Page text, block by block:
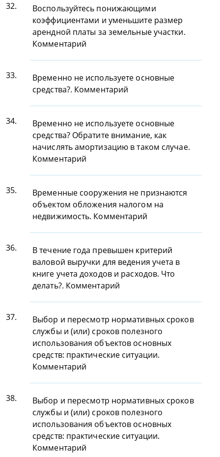
32.
Воспользуйтесь понижающими
коэффициентами и уменьшите размер
арендной платы за земельные участки.
Комментарий
33.
Временно не используете основные
средства?. Комментарий
34.
Временно не используете основные
средства? Обратите внимание, как
начислять амортизацию в таком случае.
Комментарий
35.
Временные сооружения не признаются
объектом обложения налогом на
недвижимость. Комментарий
36.
В течение года превышен критерий
валовой выручки для ведения учета в
книге учета доходов и расходов. Что
делать?. Комментарий
37.
Выбор и пересмотр нормативных сроков
службы и (или) сроков полезного
использования объектов основных
средств: практические ситуации.
Комментарий
38.
Выбор и пересмотр нормативных сроков
службы и (или) сроков полезного
использования объектов основных
средств: практические ситуации.
Комментарий